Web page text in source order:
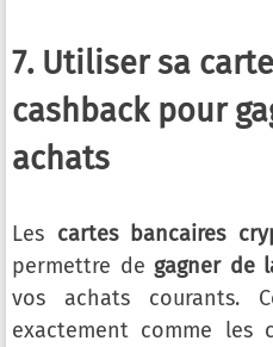
7. Utiliser sa
cashback pour
achats
Les cartes bancaires
permettre de gagner de
vos achats courants.
exactement comme les